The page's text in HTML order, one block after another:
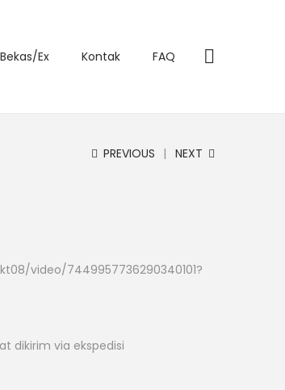
Ex Kontak FAQ
PREVIOUS NEXT
video/7449957736290340101?
dikirim via ekspedisi